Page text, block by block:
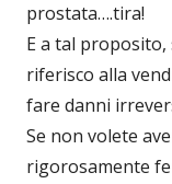
prostata….tira!
E a tal
riferisco alla
fare danni
Se non volete
rigorosamente